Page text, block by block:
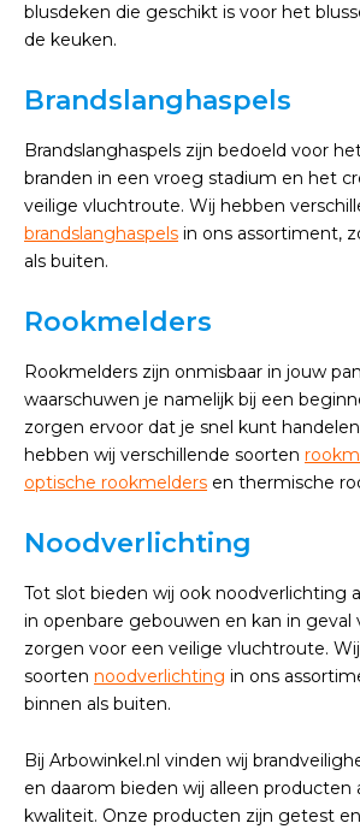
blusdeken die geschikt is voor het
de keuken.
Brandslanghaspels
Brandslanghaspels zijn bedoeld voor
branden in een vroeg stadium en het
veilige vluchtroute. Wij hebben
brandslanghaspels in ons assortiment,
als buiten.
Rookmelders
Rookmelders zijn onmisbaar in jouw
waarschuwen je namelijk bij een
zorgen ervoor dat je snel kunt
hebben wij verschillende soorten
optische rookmelders en thermische
Noodverlichting
Tot slot bieden wij ook noodverlichting
in openbare gebouwen en kan in geval
zorgen voor een veilige vluchtroute.
soorten noodverlichting in ons
binnen als buiten.
Bij Arbowinkel.nl vinden wij
en daarom bieden wij alleen producten
kwaliteit. Onze producten zijn getest